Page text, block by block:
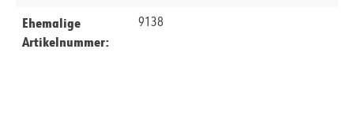
Ehemalige
Artikelnummer:
9138